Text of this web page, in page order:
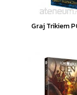
Graj Trikiem